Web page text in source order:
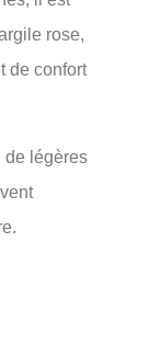
rose,
de confort
de légères